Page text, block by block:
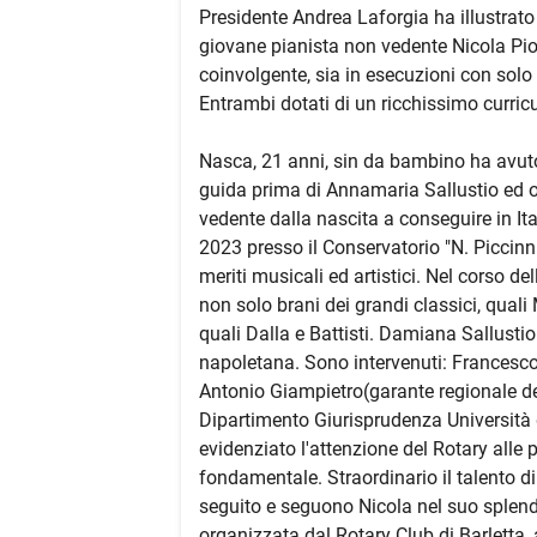
Presidente Andrea Laforgia ha
giovane pianista non vedente Nicola
coinvolgente, sia in esecuzioni con
Entrambi dotati di un ricchissimo
Nasca, 21 anni, sin da bambino ha
guida prima di Annamaria Sallustio ed
vedente dalla nascita a conseguire in
2023 presso il Conservatorio "N.
meriti musicali ed artistici. Nel corso
non solo brani dei grandi classici,
quali Dalla e Battisti. Damiana
napoletana. Sono intervenuti:
Antonio Giampietro(garante regionale
Dipartimento Giurisprudenza
evidenziato l'attenzione del Rotary alle
fondamentale. Straordinario il talento
seguito e seguono Nicola nel suo